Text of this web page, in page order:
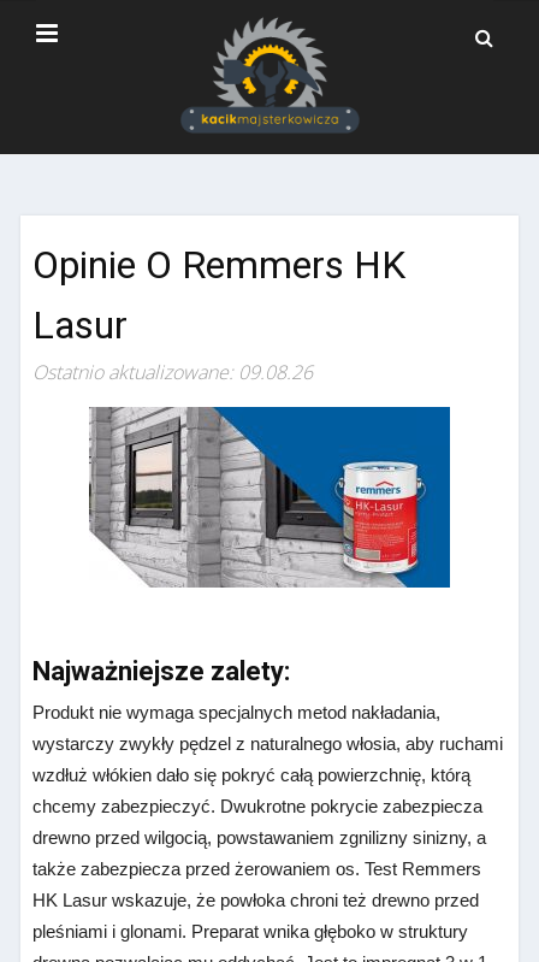
Opinie O Remmers HK
Lasur
Ostatnio aktualizowane: 09.08.26
Najważniejsze zalety:
Produkt nie wymaga specjalnych metod nakładania,
wystarczy zwykły pędzel z naturalnego włosia, aby ruchami
wzdłuż włókien dało się pokryć całą powierzchnię, którą
chcemy zabezpieczyć. Dwukrotne pokrycie zabezpiecza
drewno przed wilgocią, powstawaniem zgnilizny sinizny, a
także zabezpiecza przed żerowaniem os. Test Remmers
HK Lasur wskazuje, że powłoka chroni też drewno przed
pleśniami i glonami. Preparat wnika głęboko w struktury